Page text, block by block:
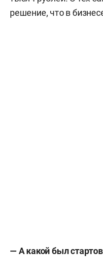
решение, что в
— А какой был